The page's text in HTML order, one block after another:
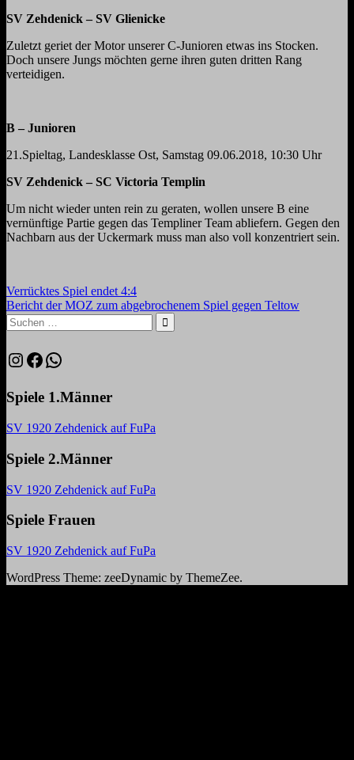
SV Zehdenick – SV Glienicke
Zuletzt geriet der Motor unserer C-Junioren etwas ins Stocken.
Doch unsere Jungs möchten gerne ihren guten dritten Rang
verteidigen.
B – Junioren
21.Spieltag, Landesklasse Ost, Samstag 09.06.2018, 10:30 Uhr
SV Zehdenick – SC Victoria Templin
Um nicht wieder unten rein zu geraten, wollen unsere B eine
vernünftige Partie gegen das Templiner Team abliefern. Gegen den
Nachbarn aus der Uckermark muss man also voll konzentriert sein.
Beitragsnavigation
Vorheriger
Beitrag:
Verrücktes Spiel endet 4:4
Nächster
Beitrag:
Bericht der MOZ zum abgebrochenem Spiel gegen Teltow
Suchen
nach:
Suchen
Instagram
Facebook
WhatsApp
Spiele 1.Männer
SV 1920 Zehdenick auf FuPa
Spiele 2.Männer
SV 1920 Zehdenick auf FuPa
Spiele Frauen
SV 1920 Zehdenick auf FuPa
WordPress Theme: zeeDynamic by ThemeZee.